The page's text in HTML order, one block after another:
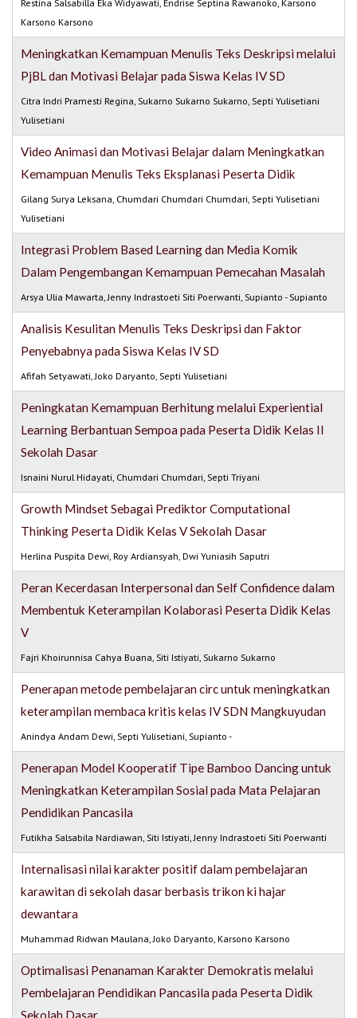
Restina Salsabilla Eka Widyawati, Endrise Septina Rawanoko, Karsono
Karsono Karsono
Meningkatkan Kemampuan Menulis Teks Deskripsi melalui
PjBL dan Motivasi Belajar pada Siswa Kelas IV SD
Citra Indri Pramesti Regina, Sukarno Sukarno Sukarno, Septi Yulisetiani
Yulisetiani
Video Animasi dan Motivasi Belajar dalam Meningkatkan
Kemampuan Menulis Teks Eksplanasi Peserta Didik
Gilang Surya Leksana, Chumdari Chumdari Chumdari, Septi Yulisetiani
Yulisetiani
Integrasi Problem Based Learning dan Media Komik
Dalam Pengembangan Kemampuan Pemecahan Masalah
Arsya Ulia Mawarta, Jenny Indrastoeti Siti Poerwanti, Supianto - Supianto
Analisis Kesulitan Menulis Teks Deskripsi dan Faktor
Penyebabnya pada Siswa Kelas IV SD
Afifah Setyawati, Joko Daryanto, Septi Yulisetiani
Peningkatan Kemampuan Berhitung melalui Experiential
Learning Berbantuan Sempoa pada Peserta Didik Kelas II
Sekolah Dasar
Isnaini Nurul Hidayati, Chumdari Chumdari, Septi Triyani
Growth Mindset Sebagai Prediktor Computational
Thinking Peserta Didik Kelas V Sekolah Dasar
Herlina Puspita Dewi, Roy Ardiansyah, Dwi Yuniasih Saputri
Peran Kecerdasan Interpersonal dan Self Confidence dalam
Membentuk Keterampilan Kolaborasi Peserta Didik Kelas
V
Fajri Khoirunnisa Cahya Buana, Siti Istiyati, Sukarno Sukarno
Penerapan metode pembelajaran circ untuk meningkatkan
keterampilan membaca kritis kelas IV SDN Mangkuyudan
Anindya Andam Dewi, Septi Yulisetiani, Supianto -
Penerapan Model Kooperatif Tipe Bamboo Dancing untuk
Meningkatkan Keterampilan Sosial pada Mata Pelajaran
Pendidikan Pancasila
Futikha Salsabila Nardiawan, Siti Istiyati, Jenny Indrastoeti Siti Poerwanti
Internalisasi nilai karakter positif dalam pembelajaran
karawitan di sekolah dasar berbasis trikon ki hajar
dewantara
Muhammad Ridwan Maulana, Joko Daryanto, Karsono Karsono
Optimalisasi Penanaman Karakter Demokratis melalui
Pembelajaran Pendidikan Pancasila pada Peserta Didik
Sekolah Dasar